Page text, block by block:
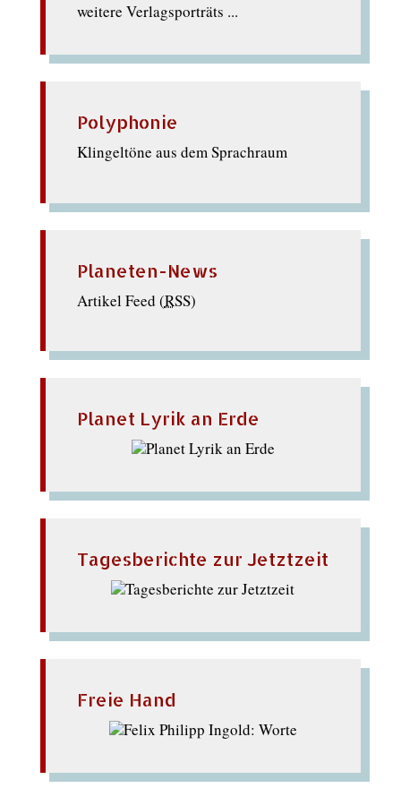
weitere Verlagsporträts ...
Polyphonie
Klingeltöne aus dem Sprachraum
Planeten-News
Artikel Feed (RSS)
Planet Lyrik an Erde
Tagesberichte zur Jetztzeit
Freie Hand